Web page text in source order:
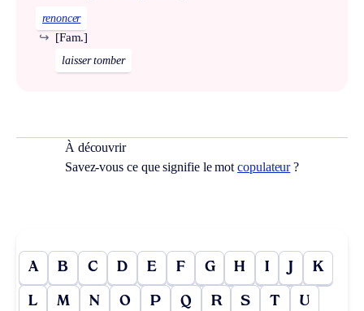
renoncer
[Fam.]
↪
laisser tomber
À découvrir
Savez-vous ce que signifie le motcopulateur?
A B C D E F G H I J K
L M N O P Q R S T U